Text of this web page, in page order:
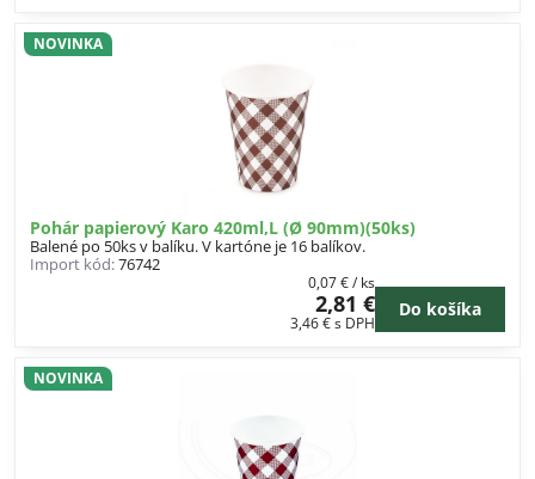
Pohár papierový Karo 420ml,L (Ø 90mm)(50ks)
NOVINKA
Balené po 50ks v balíku. V kartóne je 16 balíkov.
Import kód:76742
2,81 €
3,46 €s DPH
0,07 €/ ks
Do košíka
NOVINKA